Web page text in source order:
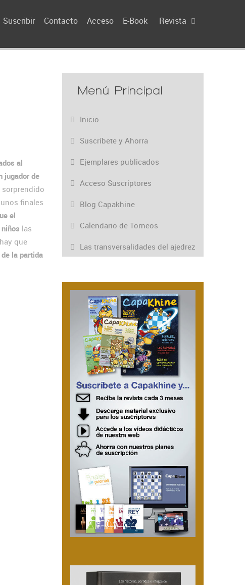
Suscribir Contacto Acceso E-Book Revista
al
jugador de
sorprendido
finales
el
las
que
la partida
Menú Principal
Inicio
Suscríbete y Ahorra
Ejemplares publicados
Acceso Suscriptores
Blog Capakhine
Calendario de Torneos
Las transversalidades del ajedrez